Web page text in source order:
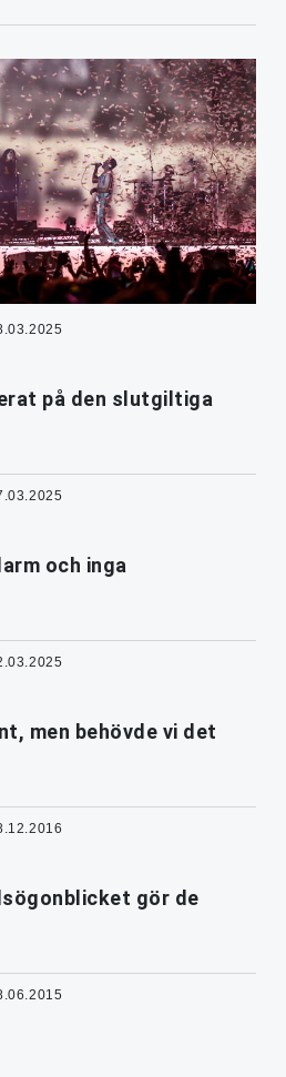
på den slutgiltiga
och inga
men behövde vi det
gör de